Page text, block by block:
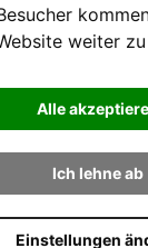
weiter
Alle
Ich lehne ab
Einstellungen
Login Impressum
Bezirk Liezen Online